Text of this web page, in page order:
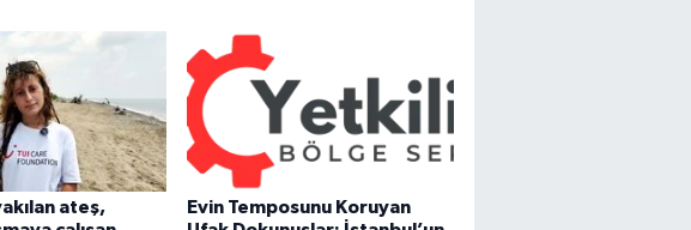
ateş,
Evin Temposunu Koruyan